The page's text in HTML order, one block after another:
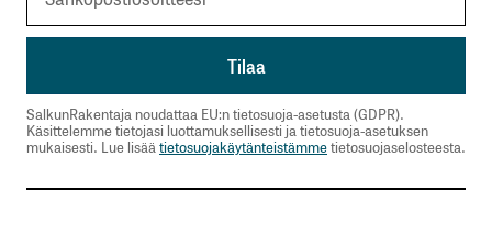
SalkunRakentaja noudattaa EU:n tietosuoja-asetusta (GDPR).
Käsittelemme tietojasi luottamuksellisesti ja tietosuoja-asetuksen
mukaisesti. Lue lisää tietosuojakäytänteistämmetietosuojaselosteesta.